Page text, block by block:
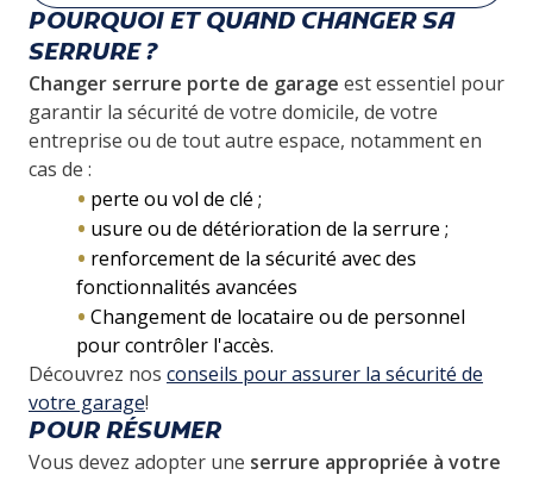
POURQUOI ET QUAND CHANGER SA
SERRURE ?
Changer serrure porte de garage est essentiel pour
garantir la sécurité de votre domicile, de votre
entreprise ou de tout autre espace, notamment en
cas de :
perte ou vol de clé ;
usure ou de détérioration de la serrure ;
renforcement de la sécurité avec des
fonctionnalités avancées
Changement de locataire ou de personnel
pour contrôler l'accès.
Découvrez nos conseils pour assurer la sécurité de
votre garage!
POUR RÉSUMER
Vous devez adopter une serrure appropriée à votre